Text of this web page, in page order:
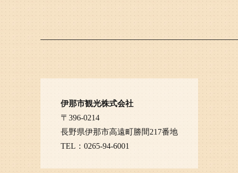
伊那市観光株式会社
〒396-0214
長野県伊那市高遠町勝間217番地
TEL：0265-94-6001